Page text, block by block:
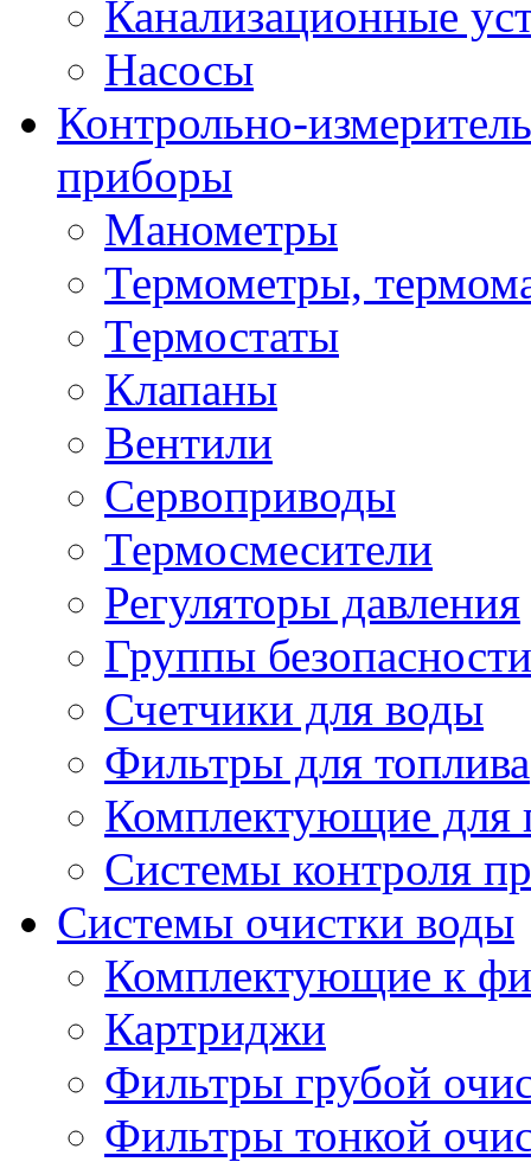
Канализационные
Насосы
Контрольно-
приборы
Манометры
Термометры,
Термостаты
Клапаны
Вентили
Сервоприводы
Термосмесители
Регуляторы давления
Группы безопасности
Счетчики для воды
Фильтры для топлива
Комплектующие для
Системы контроля
Системы очистки воды
Комплектующие к
Картриджи
Фильтры грубой
Фильтры тонкой